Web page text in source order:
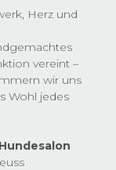
Herz und
vereint –
wir uns
Wohl jedes